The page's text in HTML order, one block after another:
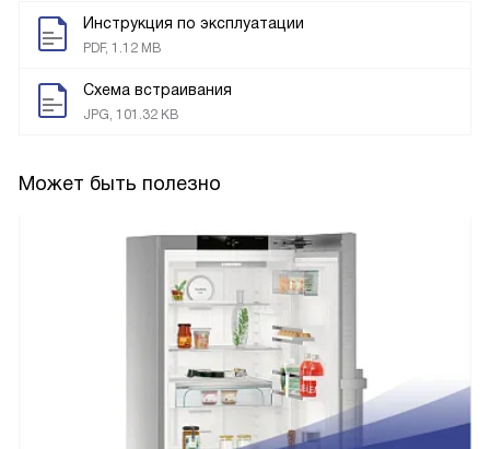
Инструкция по эксплуатации
PDF, 1.12 MB
Схема встраивания
JPG, 101.32 KB
Может быть полезно